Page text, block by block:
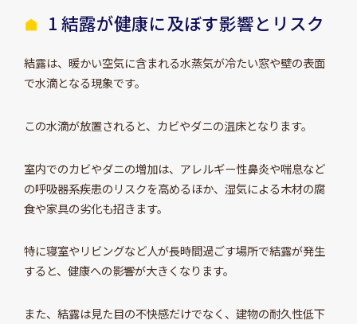
1 結露が健康に及ぼす影響とリスク
結露は、暖かい空気に含まれる水蒸気が冷たい窓や壁の表面
で水滴となる現象です。
この水滴が放置されると、カビやダニの温床となります。
室内でのカビやダニの増加は、アレルギー性鼻炎や喘息など
の呼吸器系疾患のリスクを高めるほか、湿気による木材の腐
食や家具の劣化も招きます。
特に寝室やリビングなど人が長時間過ごす場所で結露が発生
すると、健康への影響が大きくなります。
また、結露は見た目の不快感だけでなく、建物の耐久性低下